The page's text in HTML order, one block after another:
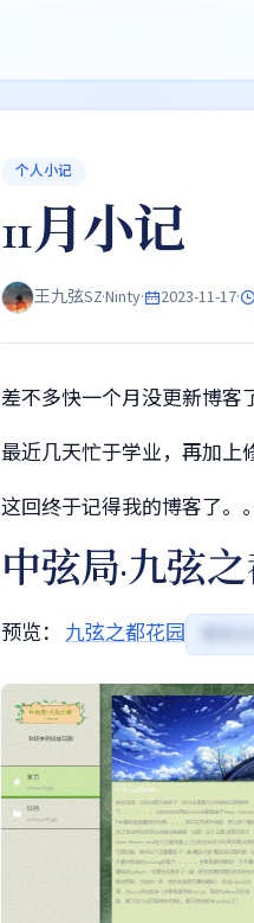
个人小记
11月小记
王九弦SZ·Ninty· 2023-11-17·
差不多快一个月没更新博客
最近几天忙于学业，再加上
这回终于记得我的博客了。
中弦局·九弦
预览： 九弦之都花园